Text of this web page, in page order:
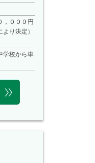
，０００円
り決定）
学校から車